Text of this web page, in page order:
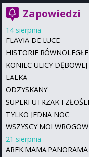
Zapowiedzi
14 sierpnia
FLAVIA DE LUCE
HISTORIE RÓWNOLEGŁE
KONIEC ULICY DĘBOWEJ
LALKA
ODZYSKANY
SUPERFUTRZAK I
TYLKO JEDNA NOC
WSZYSCY MOI
21 sierpnia
AREK.MAMA.PANORAMA